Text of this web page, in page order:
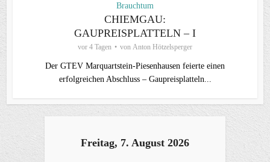
Brauchtum
CHIEMGAU:
GAUPREISPLATTELN – I
vor 4 Tagen von Anton Hötzelsperger
Der GTEV Marquartstein-Piesenhausen feierte einen
erfolgreichen Abschluss – Gaupreisplatteln...
Freitag, 7. August 2026